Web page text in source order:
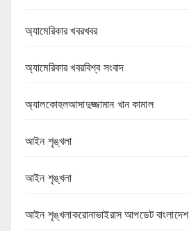
অ্যামেরিকার খবরখবর
অ্যামেরিকার খবরবিশ্ব সংবাদ
অ্যালকোহলআসাদুজ্জামান খান কামাল
আইন শৃঙ্খলা
আইন শৃঙ্খলা
আইন শৃঙ্খলাকরোনাভাইরাস আপডেট বাংলাদেশ